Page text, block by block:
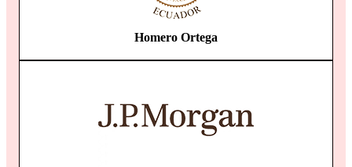
Homero Ortega